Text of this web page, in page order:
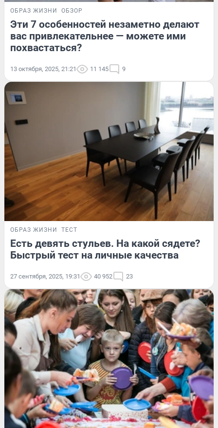
ОБРАЗ ЖИЗНИ ОБЗОР
Эти 7 особенностей незаметно делают
вас привлекательнее — можете ими
похвастаться?
13 октября, 2025, 21:21 11 145 9
ОБРАЗ ЖИЗНИ ТЕСТ
Есть девять стульев. На какой сядете?
Быстрый тест на личные качества
27 сентября, 2025, 19:31 40 952 23